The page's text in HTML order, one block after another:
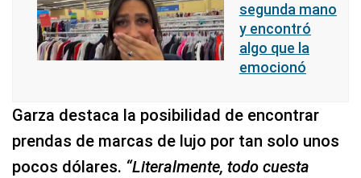
segunda mano
y encontró
algo que la
emocionó
Garza destaca la posibilidad de encontrar
prendas de marcas de lujo por tan solo unos
pocos dólares. “Literalmente, todo cuesta